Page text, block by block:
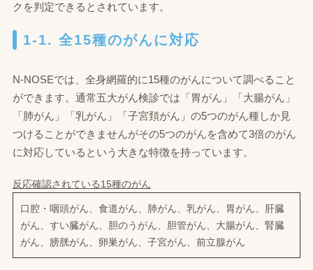
クを判定できるとされています。
1-1. 全15種のがんに対応
N-NOSEでは、全身網羅的に15種のがんについて調べること
ができます。通常五大がん検診では「胃がん」「大腸がん」
「肺がん」「乳がん」「子宮頚がん」の5つのがん種しか見
つけることができませんがその5つのがんを含めて3倍のがん
に対応しているという大きな特徴を持っています。
反応確認されている15種のがん
口腔・咽頭がん、食道がん、肺がん、乳がん、胃がん、肝臓
がん、すい臓がん、胆のうがん、胆管がん、大腸がん、腎臓
がん、膀胱がん、卵巣がん、子宮がん、前立腺がん